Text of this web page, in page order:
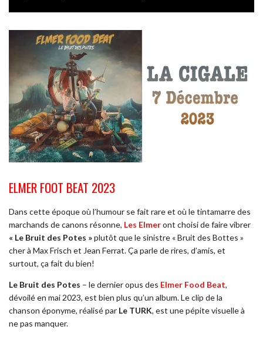
ELMER FOOT BEAT 2023
Dans cette époque où l’humour se fait rare et où le tintamarre des
marchands de canons résonne, Les Elmeront choisi de faire vibrer
« Le Bruit des Potes »plutôt que le sinistre « Bruit des Bottes »
cher à Max Frisch et Jean Ferrat. Ça parle de rires, d’amis, et
surtout, ça fait du bien!
Le Bruit des Potes – le dernier opus des Elmer Food Beat,
dévoilé en mai 2023, est bien plus qu’un album. Le clip de la
chanson éponyme, réalisé par Le TURK, est une pépite visuelle à
ne pas manquer.